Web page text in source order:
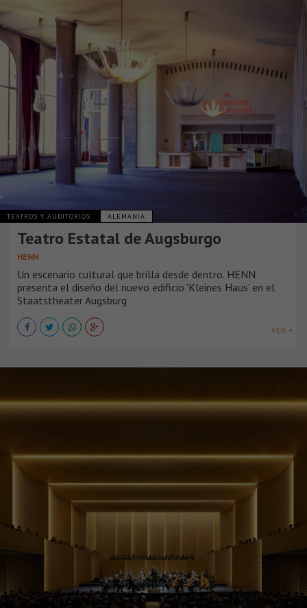
TEATROS Y AUDITORIOS ALEMANIA
Teatro Estatal de Augsburgo
HENN
Un escenario cultural que brilla desde dentro. HENN
presenta el diseño del nuevo edificio 'Kleines Haus' en el
Staatstheater Augsburg
VER +